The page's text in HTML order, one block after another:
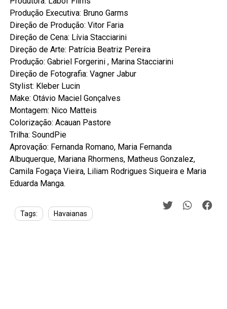
Produção Executiva: Bruno Garms
Direção de Produção: Vitor Faria
Direção de Cena: Lívia Stacciarini
Direção de Arte: Patrícia Beatriz Pereira
Produção: Gabriel Forgerini , Marina Stacciarini
Direção de Fotografia: Vagner Jabur
Stylist: Kleber Lucin
Make: Otávio Maciel Gonçalves
Montagem: Nico Matteis
Colorização: Acauan Pastore
Trilha: SoundPie
Aprovação: Fernanda Romano, Maria Fernanda
Albuquerque, Mariana Rhormens, Matheus Gonzalez,
Camila Fogaça Vieira, Liliam Rodrigues Siqueira e Maria
Eduarda Manga.
Tags: Havaianas